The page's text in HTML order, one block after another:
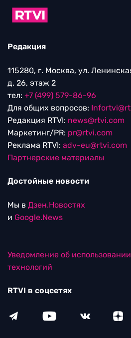
Редакция
115280, г. Москва, ул.
д. 26, этаж 2
тел: +7 (499) 579-86-96
Для общих вопросов:
Редакция RTVI: news@rtvi.com
Маркетинг/PR: pr@rtvi.com
Реклама RTVI: adv-eu@rtvi.com
Партнерские материалы
Достойные новости
Мы в Дзен.Новостях
и Google.News
Уведомление об
технологий
RTVI в соцсетях